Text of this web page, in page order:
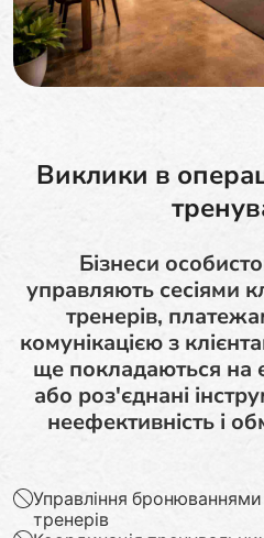
Виклики в
Бізнеси
управляють сесіями
тренерів,
комунікацією з
ще покладаються на
або роз'єднані
неефективність і
Управління
тренерів